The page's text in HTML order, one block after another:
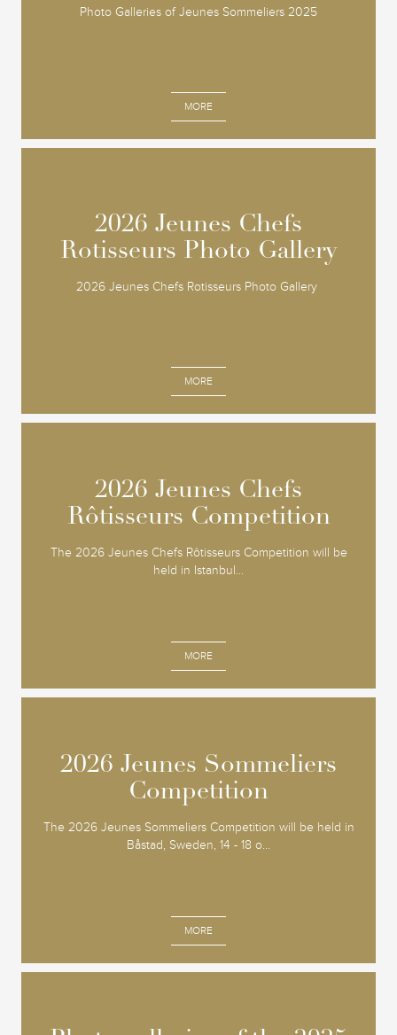
Photo Galleries of Jeunes Sommeliers 2025
MORE
2026 Jeunes Chefs
Rotisseurs Photo Gallery
2026 Jeunes Chefs Rotisseurs Photo Gallery
MORE
2026 Jeunes Chefs
Rotisseurs Photo Gallery
2026 Jeunes Chefs
Rôtisseurs Competition
The 2026 Jeunes Chefs Rôtisseurs Competition will be
held in Istanbul...
MORE
2026 Jeunes Chefs
Rôtisseurs Competition
2026 Jeunes Sommeliers
Competition
The 2026 Jeunes Sommeliers Competition will be held in
Båstad, Sweden, 14 - 18 o...
MORE
2026 Jeunes Sommeliers
Competition